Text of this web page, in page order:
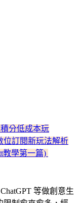
分低成本玩
位訂閱新玩法解析
教學第一篇)
等做創意生